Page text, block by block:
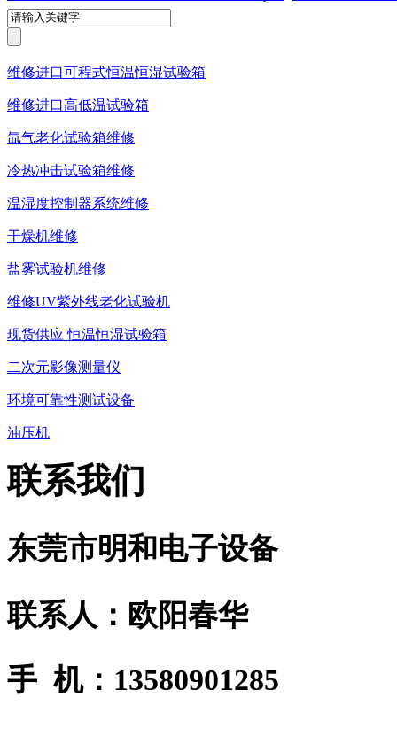
维修进口可程式恒温恒湿试验箱
维修进口高低温试验箱
氙气老化试验箱维修
冷热冲击试验箱维修
温湿度控制器系统维修
干燥机维修
盐雾试验机维修
维修UV紫外线老化试验机
现货供应 恒温恒湿试验箱
二次元影像测量仪
环境可靠性测试设备
油压机
联系我们
东莞市明和电子设备
联系人：欧阳春华
手 机：13580901285